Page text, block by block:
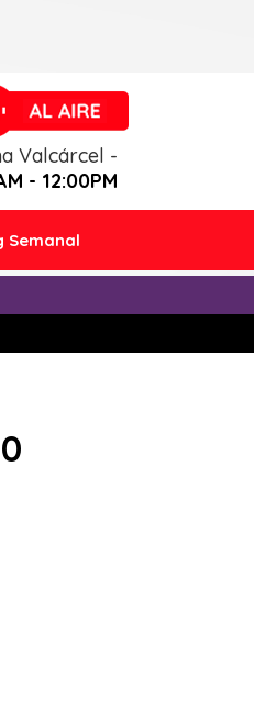
Valcárcel -
- 12:00PM
Semanal